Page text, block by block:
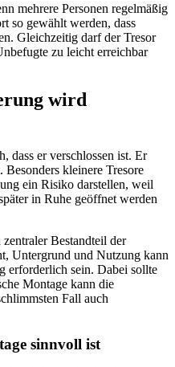
mehrere Personen regelmäßig
so gewählt werden, dass
Gleichzeitig darf der Tresor
zu leicht erreichbar
wird
dass er verschlossen ist. Er
Besonders kleinere Tresore
ein Risiko darstellen, weil
in Ruhe geöffnet werden
zentraler Bestandteil der
Untergrund und Nutzung kann
erforderlich sein. Dabei sollte
Montage kann die
Fall auch
sinnvoll ist